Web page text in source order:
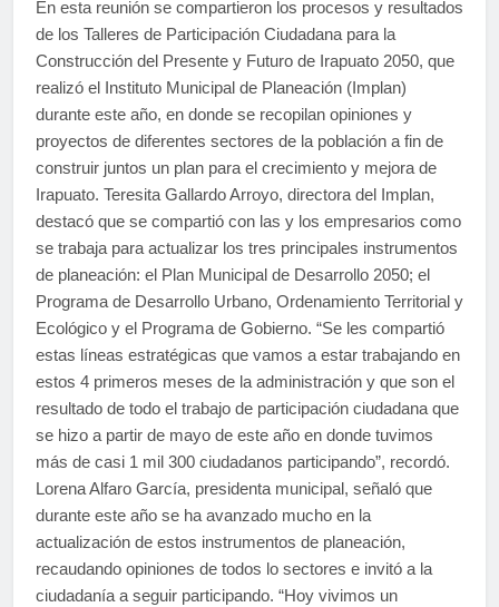
En esta reunión se compartieron los procesos y resultados
de los Talleres de Participación Ciudadana para la
Construcción del Presente y Futuro de Irapuato 2050, que
realizó el Instituto Municipal de Planeación (Implan)
durante este año, en donde se recopilan opiniones y
proyectos de diferentes sectores de la población a fin de
construir juntos un plan para el crecimiento y mejora de
Irapuato. Teresita Gallardo Arroyo, directora del Implan,
destacó que se compartió con las y los empresarios como
se trabaja para actualizar los tres principales instrumentos
de planeación: el Plan Municipal de Desarrollo 2050; el
Programa de Desarrollo Urbano, Ordenamiento Territorial y
Ecológico y el Programa de Gobierno. “Se les compartió
estas líneas estratégicas que vamos a estar trabajando en
estos 4 primeros meses de la administración y que son el
resultado de todo el trabajo de participación ciudadana que
se hizo a partir de mayo de este año en donde tuvimos
más de casi 1 mil 300 ciudadanos participando”, recordó.
Lorena Alfaro García, presidenta municipal, señaló que
durante este año se ha avanzado mucho en la
actualización de estos instrumentos de planeación,
recaudando opiniones de todos lo sectores e invitó a la
ciudadanía a seguir participando. “Hoy vivimos un